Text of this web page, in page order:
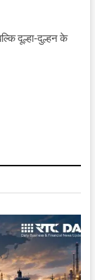
दूल्हा-दुल्हन के